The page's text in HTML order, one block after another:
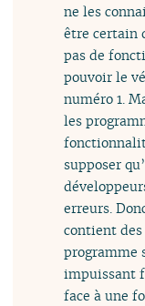
ne les
être certain
pas de
pouvoir le
numéro 1.
les
supposer
erreurs.
contient
programme
impuissant
face à une